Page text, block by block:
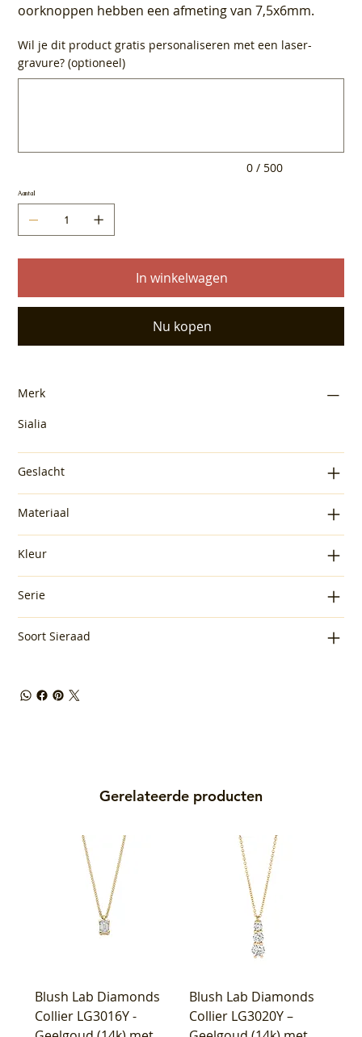
oorknoppen hebben een afmeting van 7,5x6mm.
Wil je dit product gratis personaliseren met een laser-
gravure? (optioneel)
0 / 500
Aantal
In winkelwagen
Nu kopen
Merk
Sialia
Geslacht
Materiaal
Kleur
Serie
Soort Sieraad
Gerelateerde producten
Blush Lab Diamonds
Collier LG3016Y -
Blush Lab Diamonds
Collier LG3020Y –